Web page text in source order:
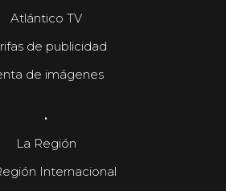
Atlántico TV
de publicidad
de imágenes
.
La Región
Internacional